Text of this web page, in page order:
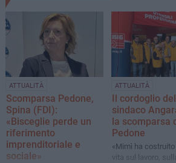
ATTUALITÀ
Scomparsa Pedone,
Spina (FDI):
«Bisceglie perde un
riferimento
imprenditoriale e
sociale»
ATTUALITÀ
Il cordoglio del
sindaco
la scomparsa
Pedone
«Mimì ha costruito
vita sul lavoro,